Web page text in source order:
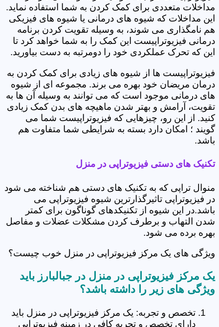
مداخلات متعددی برای کمک کردن به شما استفاده نماید.
این مداخلات که شیوه های درمانی یا شیوه های فیزیکی
هم نامگذاری می شوند، به وسیله تقویت کردن برنامه
درمانی فیزیوتراپیست این کمک را به شما خواهد کرد تا
این که تحرک عملکردی خود را دومرتبه به دست بیاورید.
فیزیوتراپیست ها از شیوه های زیادی برای کمک کردن به
درمان مریضان خود بهره می برند. مجموعه ای از شیوه
های درمانی موجود است که می توانند به وسیله آن ها به
تقویت، آرامش و بهتر شدن ماهیچه های بدن کمک زیادی
کنید. از این رو، چیزهایی که فیزیوتراپیست شما می
گویند ؛ امکان دارد بسته به شرایطی شما متفاوت هم
باشد.
تکنیک های دستی فیزیوتراپی در منزل
منوال تراپی که به تکنیک های دستی هم شناخته می شود
در فیزیوتراپی تاثیرگذارترین شیوه فیزیوتراپی می
باشد.در این شیوه از تکنیکدهای گوناگون برای کمتر
شدن التهاب و برطرف کردن مشکلات عضلات و مفاصل
بهره برده می شود.
ویژگی های یک مرکز فیزیوتراپی در منزل خوب چیست؟
یک مرکز فیزیوتراپی در منزل در جبالبارز باید
ویژگی های زیر را داشته باشد؟
تخصص و تجربه: یک مرکز فیزیوتراپی در منزل باید
دارای تخصص و تجربه کافی در زمینه فیزیوتراپی